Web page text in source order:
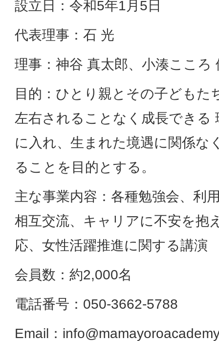
設立日：令和5年1月5日
代表理事：石 光
理事：神谷 真太郎、小湊こころ
目的：ひとり親とその子どもた
左右されることなく成長できる
に入れ、生まれた境遇に関係な
ることを目的とする。
主な事業内容：各種勉強会、利
相互交流、キャリアに不安を抱
応、女性活躍推進に関する講演
会員数：約2,000名
電話番号：050-3662-5788
Email：